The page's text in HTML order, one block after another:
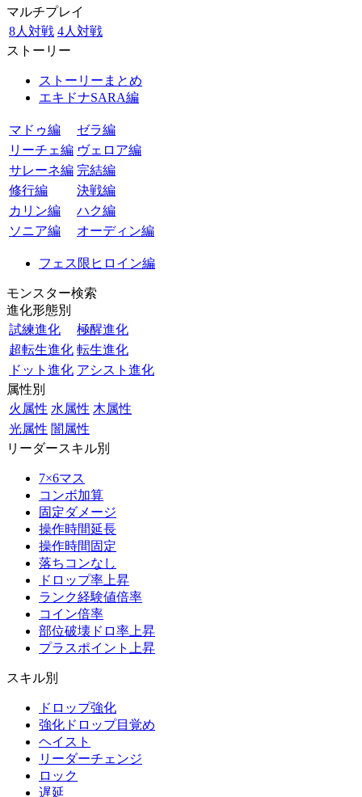
マルチプレイ
8人対戦 4人対戦
ストーリー
ストーリーまとめ
エキドナSARA編
マドゥ編
ゼラ編
リーチェ編 ヴェロア編
サレーネ編 完結編
修行編
決戦編
カリン編
ハク編
ソニア編
オーディン編
フェス限ヒロイン編
モンスター検索
進化形態別
試練進化
極醒進化
超転生進化 転生進化
ドット進化 アシスト進化
属性別
火属性 水属性 木属性
光属性 闇属性
リーダースキル別
7×6マス
コンボ加算
固定ダメージ
操作時間延長
操作時間固定
落ちコンなし
ドロップ率上昇
ランク経験値倍率
コイン倍率
部位破壊ドロ率上昇
プラスポイント上昇
スキル別
ドロップ強化
強化ドロップ目覚め
ヘイスト
リーダーチェンジ
ロック
遅延